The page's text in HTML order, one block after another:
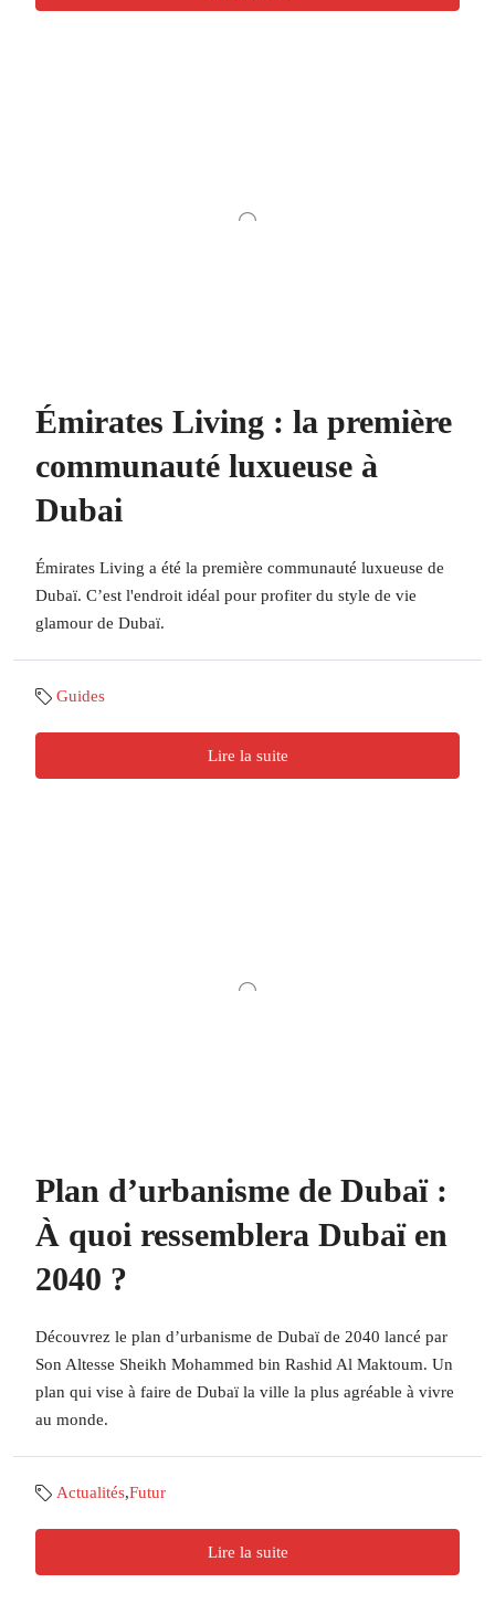
Émirates Living : la première
communauté luxueuse à
Dubai
Émirates Living a été la première communauté luxueuse de
Dubaï. C’est l'endroit idéal pour profiter du style de vie
glamour de Dubaï.
Guides
Lire la suite
Plan d’urbanisme de Dubaï :
À quoi ressemblera Dubaï en
2040 ?
Découvrez le plan d’urbanisme de Dubaï de 2040 lancé par
Son Altesse Sheikh Mohammed bin Rashid Al Maktoum. Un
plan qui vise à faire de Dubaï la ville la plus agréable à vivre
au monde.
Actualités,Futur
Lire la suite